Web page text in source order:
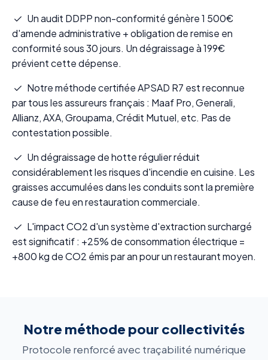
Un audit DDPP non-conformité génère 1 500€
d'amende administrative + obligation de remise en
conformité sous 30 jours. Un dégraissage à 199€
prévient cette dépense.
Notre méthode certifiée APSAD R7 est reconnue
par tous les assureurs français : Maaf Pro, Generali,
Allianz, AXA, Groupama, Crédit Mutuel, etc. Pas de
contestation possible.
Un dégraissage de hotte régulier réduit
considérablement les risques d'incendie en cuisine. Les
graisses accumulées dans les conduits sont la première
cause de feu en restauration commerciale.
L'impact CO2 d'un système d'extraction surchargé
est significatif : +25% de consommation électrique =
+800 kg de CO2 émis par an pour un restaurant moyen.
Notre méthode pour collectivités
Protocole renforcé avec traçabilité numérique